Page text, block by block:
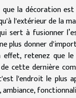
la décoration
l'extérieur de la
sert à fusionner
plus donner
effet, retenez que
cette dernière
l'endroit le plus